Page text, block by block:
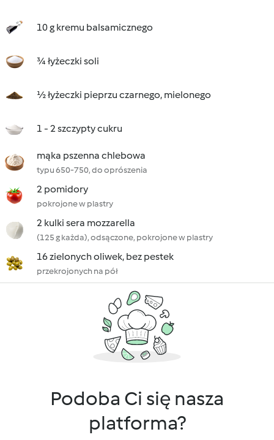
10 g kremu balsamicznego
¾ łyżeczki soli
½ łyżeczki pieprzu czarnego, mielonego
1 - 2 szczypty cukru
mąka pszenna chlebowa
typu 650-750, do oprószenia
2 pomidory
pokrojone w plastry
2 kulki sera mozzarella
(125 g każda), odsączone, pokrojone w plastry
16 zielonych oliwek, bez pestek
przekrojonych na pół
Podoba Ci się nasza
platforma?